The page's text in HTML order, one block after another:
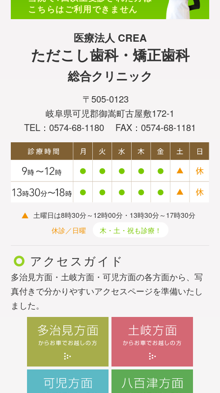
こちらはご利用できません
医療法人 CREA
ただこし歯科・矯正歯科
総合クリニック
〒505-0123
岐阜県可児郡御嵩町古屋敷172-1
TEL：0574-68-1180
FAX：0574-68-1181
土曜日は8時30分～12時00分・13時30分～17時30分
休診／日曜
木・土・祝も診療！
アクセスガイド
多治見方面・土岐方面・可児方面の各方面から、写
真付きで分かりやすいアクセスページを準備いたし
ました。